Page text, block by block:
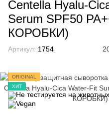
Centella Hyalu-
Serum SPF50
КОРОБКИ)
Артикул: 1754
ORIGINAL
ХИТ